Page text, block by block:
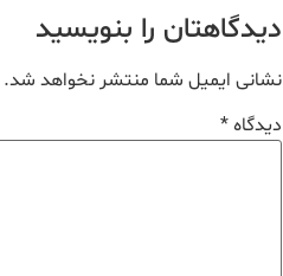
دیدگاهتان را بنویسید
نشانی ایمیل شما منتشر نخواهد شد.
دیدگاه*